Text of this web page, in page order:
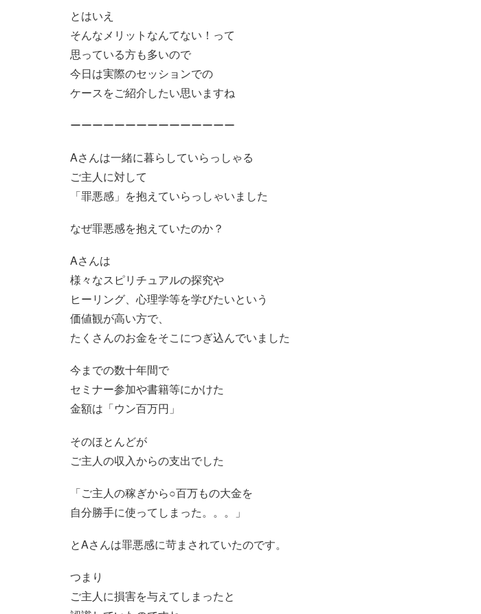
とはいえ
そんなメリットなんてない！って
思っている方も多いので
今日は実際のセッションでの
ケースをご紹介したい思いますね
ーーーーーーーーーーーーーーー
Aさんは一緒に暮らしていらっしゃる
ご主人に対して
「罪悪感」を抱えていらっしゃいました
なぜ罪悪感を抱えていたのか？
Aさんは
様々なスピリチュアルの探究や
ヒーリング、心理学等を学びたいという
価値観が高い方で、
たくさんのお金をそこにつぎ込んでいました
今までの数十年間で
セミナー参加や書籍等にかけた
金額は「ウン百万円」
そのほとんどが
ご主人の収入からの支出でした
「ご主人の稼ぎから○百万もの大金を
自分勝手に使ってしまった。。。」
とAさんは罪悪感に苛まされていたのです。
つまり
ご主人に損害を与えてしまったと